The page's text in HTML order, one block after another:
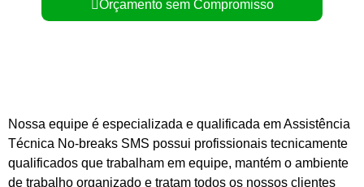
Orçamento sem Compromisso
Nossa equipe é especializada e qualificada em Assistência
Técnica No-breaks SMS possui profissionais tecnicamente
qualificados que trabalham em equipe, mantém o ambiente
de trabalho organizado e tratam todos os nossos clientes